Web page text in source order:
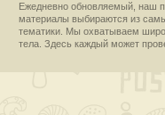
Ежедневно обновляемый, наш
материалы выбираются из
тематики. Мы охватываем
тела. Здесь каждый может